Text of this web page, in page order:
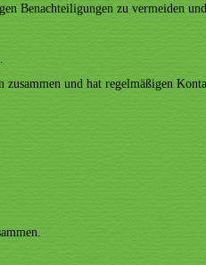
Benachteiligungen zu vermeiden
und hat regelmäßigen